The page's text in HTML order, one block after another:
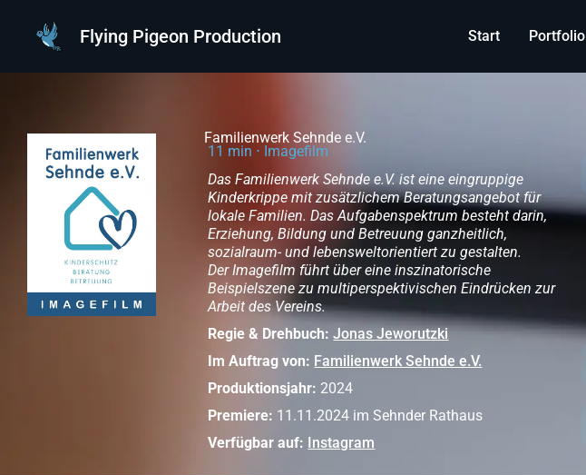
Inhalt
Flying Pigeon Production Start Portfolio
Familienwerk Sehnde e.V.
11 min ⋅ Imagefilm
Das Familienwerk Sehnde e.V. ist eine eingruppige
Kinderkrippe mit zusätzlichem Beratungsangebot für
lokale Familien. Das Aufgabenspektrum besteht darin,
Erziehung, Bildung und Betreuung ganzheitlich,
sozialraum- und lebensweltorientiert zu gestalten.
Der Imagefilm führt über eine inszinatorische
Beispielszene zu multiperspektivischen Eindrücken zur
Arbeit des Vereins.
Regie & Drehbuch:Jonas Jeworutzki
Im Auftrag von: Familienwerk Sehnde e.V.
Produktionsjahr: 2024
Premiere: 11.11.2024 im Sehnder Rathaus
Verfügbar auf: Instagram